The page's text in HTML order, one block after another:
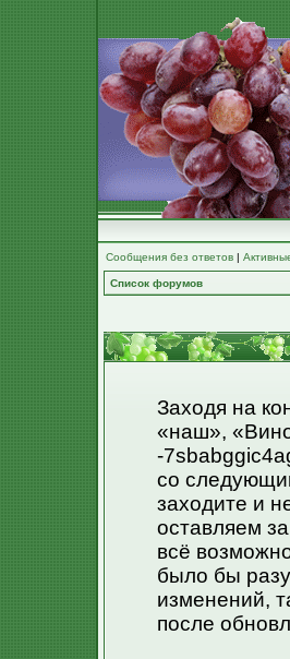
Сообщения без ответов |
Список форумов
Заходя на
«наш»,
-
со
заходите и
оставляем
всё
было бы
изменений,
после